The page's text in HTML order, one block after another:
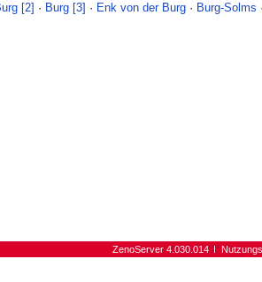
[2] · Burg [3] · Enk von der Burg · Burg-Solms ·
ZenoServer 4.030.014